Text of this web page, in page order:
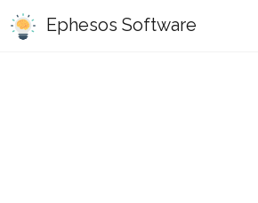
Ephesos Software